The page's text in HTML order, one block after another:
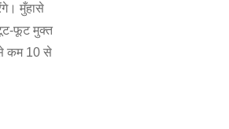
मुँहासे
फूट मुक्त
से कम 10 से